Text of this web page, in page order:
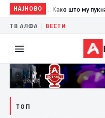
НАЈНОВО
ДПМНЕ: Како што му пукна
ТВ АЛФА ВЕСТИ
ТОП